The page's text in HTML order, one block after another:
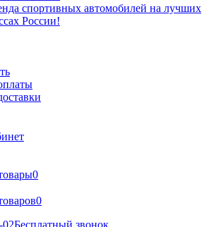
спортивных автомобилей на лучших
России!
0
0
02Бесплатный звонок